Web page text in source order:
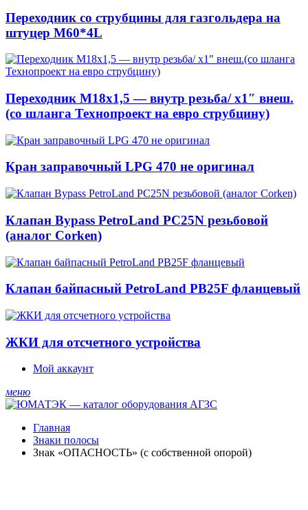
Переходник со струбцины для газгольдера на
штуцер М60*4L
Переходник М18х1,5 — внутр резьба/ x1″ внеш.
(со шланга Технопроект на евро струбцину)
Кран заправочный LPG 470 не оригинал
Клапан Bypass PetroLand PС25N резьбовой
(аналог Corken)
Клапан байпасный PetroLand PB25F фланцевый
ЖКИ для отсчетного устройства
Мой аккаунт
меню
Главная
Знаки полосы
Знак «ОПАСНОСТЬ» (с собственной опорой)